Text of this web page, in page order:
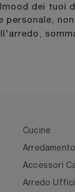
dei
Cucine
Accessori
Arredo